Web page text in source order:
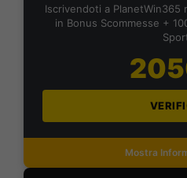
Iscrivendoti a PlanetWin365
in Bonus Scommesse +
Mostra